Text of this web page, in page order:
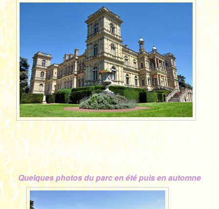
Quelques photos du parc en été puis en automne